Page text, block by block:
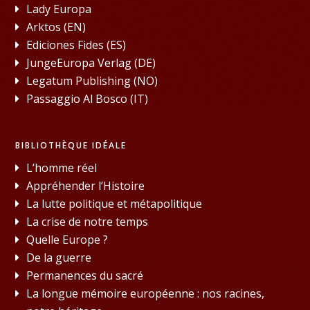
Lady Europa
Arktos (EN)
Ediciones Fides (ES)
JungeEuropa Verlag (DE)
Legatum Publishing (NO)
Passaggio Al Bosco (IT)
BIBLIOTHÈQUE IDÉALE
L’homme réel
Appréhender l’Histoire
La lutte politique et métapolitique
La crise de notre temps
Quelle Europe ?
De la guerre
Permanences du sacré
La longue mémoire européenne : nos racines,